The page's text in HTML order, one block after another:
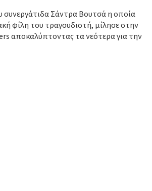
συνεργάτιδα Σάντρα Βουτσά η οποία
φίλη του τραγουδιστή, μίλησε στην
αποκαλύπτοντας τα νεότερα για την